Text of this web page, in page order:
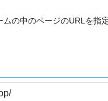
の中のページのURLを指